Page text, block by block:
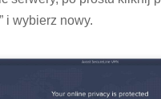
i wybierz nowy.